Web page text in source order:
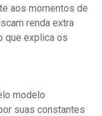
aos momentos de
renda extra
que explica os
modelo
suas constantes